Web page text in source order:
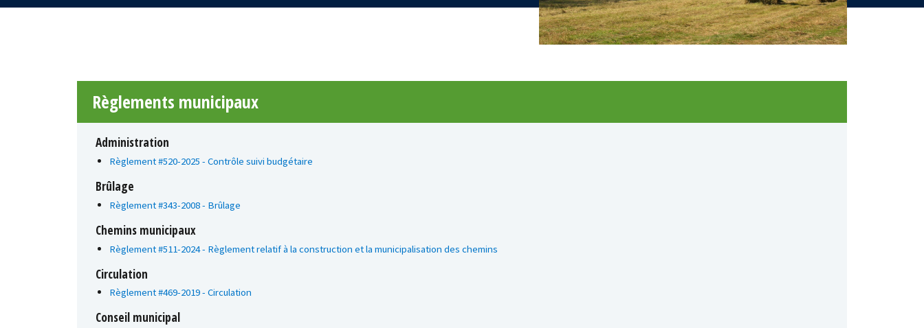
Règlements municipaux
Administration
Règlement #520-2025 - Contrôle suivi budgétaire
Brûlage
Règlement #343-2008 - Brûlage
Chemins municipaux
Règlement #511-2024 - Règlement relatif à la construction et la municipalisation des chemins
Circulation
Règlement #469-2019 - Circulation
Conseil municipal